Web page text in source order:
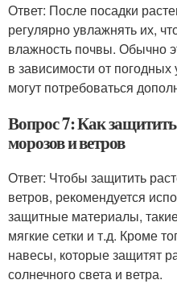
Ответ: После посадки
регулярно увлажнять их,
влажность почвы. Обычно
в зависимости от
могут потребоваться
Вопрос 7: Как
морозов и ветров
Ответ: Чтобы защитить
ветров, рекомендуется
защитные материалы,
мягкие сетки и т.д. Кроме
навесы, которые защитят
солнечного света и ветра.